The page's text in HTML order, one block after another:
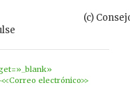
(c)
electrónico>>